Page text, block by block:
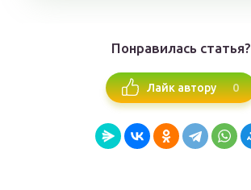
Понравилась статья?
Лайк автору 0